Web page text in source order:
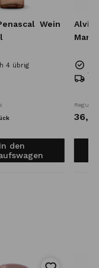
Wein
4 übrig
In den
Alvia
36,